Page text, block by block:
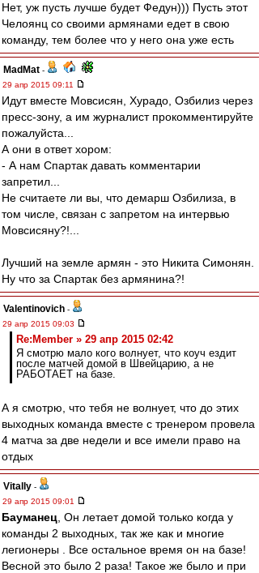
Нет, уж пусть лучше будет Федун))) Пусть этот
Челоянц со своими армянами едет в свою
команду, тем более что у него она уже есть
MadMat -
29 апр 2015 09:11
Идут вместе Мовсисян, Хурадо, Озбилиз через
пресс-зону, а им журналист прокомментируйте
пожалуйста...
А они в ответ хором:
- А нам Спартак давать комментарии
запретил...
Не считаете ли вы, что демарш Озбилиза, в
том числе, связан с запретом на интервью
Мовсисяну?!...
Лучший на земле армян - это Никита Симонян.
Ну что за Спартак без армянина?!
Valentinovich -
29 апр 2015 09:03
Re:Member » 29 апр 2015 02:42
Я смотрю мало кого волнует, что коуч ездит
после матчей домой в Швейцарию, а не
РАБОТАЕТ на базе.
А я смотрю, что тебя не волнует, что до этих
выходных команда вместе с тренером провела
4 матча за две недели и все имели право на
отдых
Vitally -
29 апр 2015 09:01
Бауманец , Он летает домой только когда у
команды 2 выходных, так же как и многие
легионеры . Все остальное время он на базе!
Весной это было 2 раза! Такое же было и при